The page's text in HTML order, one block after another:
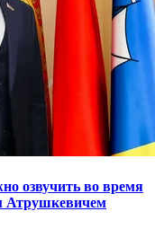
озвучить во время
Атрушкевичем